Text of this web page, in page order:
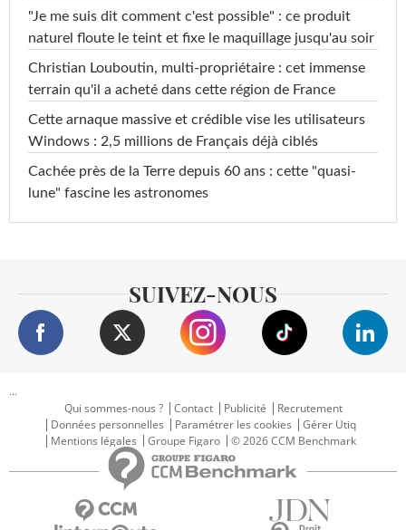
"Je me suis dit comment c'est possible" : ce produit
naturel floute le teint et fixe le maquillage jusqu'au soir
Christian Louboutin, multi-propriétaire : cet immense
terrain qu'il a acheté dans cette région de France
Cette arnaque massive et crédible vise les utilisateurs
Windows : 2,5 millions de Français déjà ciblés
Cachée près de la Terre depuis 60 ans : cette "quasi-
lune" fascine les astronomes
SUIVEZ-NOUS
...
Qui sommes-nous ?
Contact Publicité
Recrutement
Données personnelles
Paramétrer les cookies
Gérer Utiq
Mentions légales
Groupe Figaro © 2026 CCM Benchmark